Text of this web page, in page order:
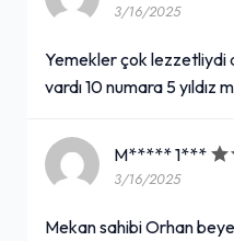
3/16/2025
Yemekler çok lezzetliydi
vardı 10 numara 5 yıldız
M***** 1***
3/16/2025
Mekan sahibi Orhan